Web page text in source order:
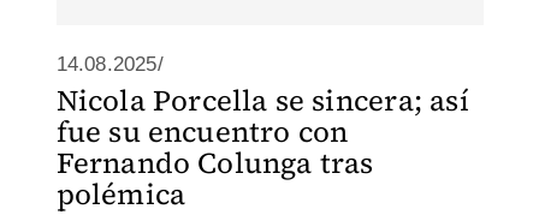
14.08.2025/
Nicola Porcella se sincera; así
fue su encuentro con
Fernando Colunga tras
polémica